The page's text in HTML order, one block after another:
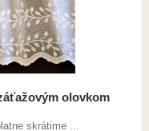
olovkom
skrátime ...